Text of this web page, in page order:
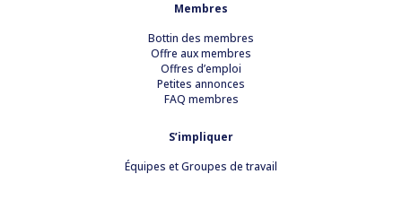
Membres
Bottin des membres
Offre aux membres
Offres d’emploi
Petites annonces
FAQ membres
S’impliquer
Équipes et Groupes de travail